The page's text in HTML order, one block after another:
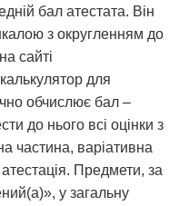
бал атестата. Він
з округленням до
сайті
для
обчислює бал –
до нього всі оцінки з
частина, варіативна
Предмети, за
у загальну